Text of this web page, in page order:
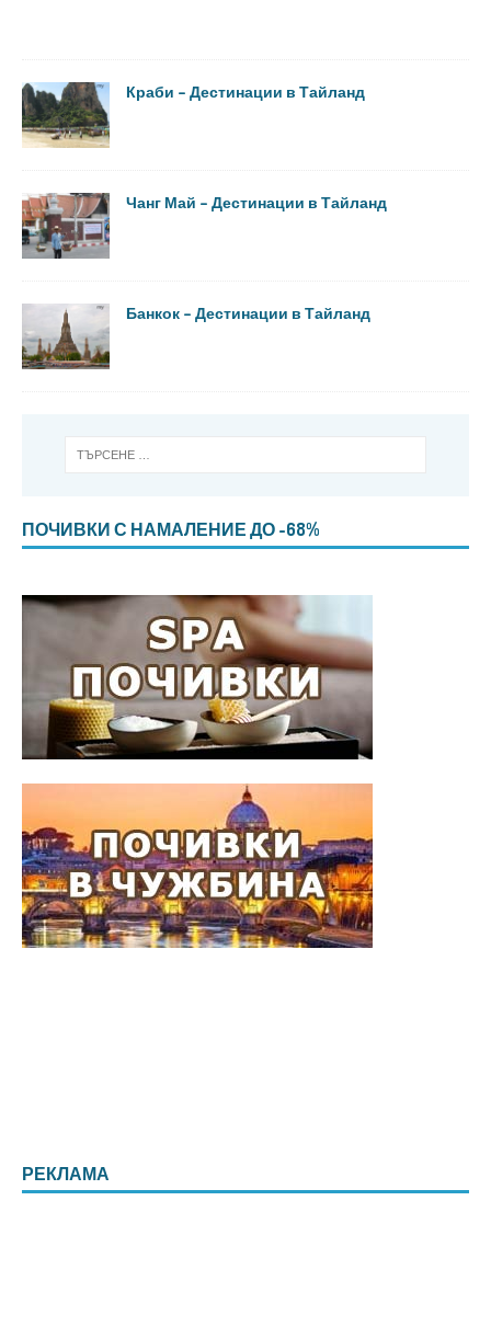
Краби – Дестинации в Тайланд
Чанг Май – Дестинации в Тайланд
Банкок – Дестинации в Тайланд
ПОЧИВКИ С НАМАЛЕНИЕ ДО -68%
РЕКЛАМА